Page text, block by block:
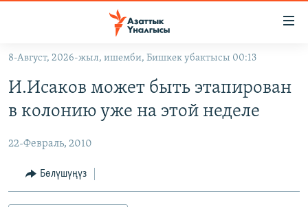
Навигацияга
өтүңүз
салыңыз
САЯСАТ
ЭКОНОМИКА
ДҮЙНӨ
БОРБОР АЗИЯ
УКРАИНА
АТАЙЫН ИЛИКТӨӨ
8-Август, 2026-жыл, ишемби, Бишкек убактысы 00:13
И.Исаков может быть этапирован
в колонию уже на этой неделе
22-Февраль, 2010
Бөлүшүңүз